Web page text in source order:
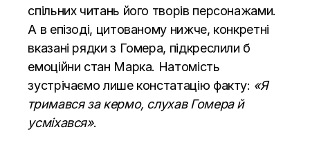
спільних читань його творів персонажами.
А в епізоді, цитованому нижче, конкретні
вказані рядки з Гомера, підкреслили б
емоційни стан Марка. Натомість
зустрічаємо лише констатацію факту: «Я
тримався за кермо, слухав Гомера й
усміхався».